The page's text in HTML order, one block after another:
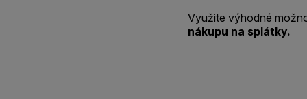
Využite výhodné
nákupu na splátky.